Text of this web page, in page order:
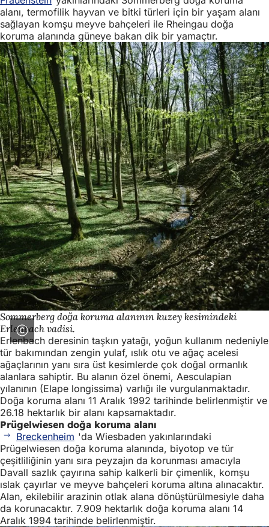
alanı, termofilik hayvan ve bitki türleri için bir yaşam alanı
sağlayan komşu meyve bahçeleri ile Rheingau doğa
koruma alanında güneye bakan dik bir yamaçtır.
Sommerberg doğa koruma alanının kuzey kesimindeki
Erlenbach vadisi.
Erlenbach deresinin taşkın yatağı, yoğun kullanım nedeniyle
tür bakımından zengin yulaf, ıslık otu ve ağaç acelesi
ağaçlarının yanı sıra üst kesimlerde çok doğal ormanlık
alanlara sahiptir. Bu alanın özel önemi, Aesculapian
yılanının (Elape longissima) varlığı ile vurgulanmaktadır.
Doğa koruma alanı 11 Aralık 1992 tarihinde belirlenmiştir ve
26.18 hektarlık bir alanı kapsamaktadır.
Prügelwiesen doğa koruma alanı
Breckenheim 'da Wiesbaden yakınlarındaki
Prügelwiesen doğa koruma alanında, biyotop ve tür
çeşitliliğinin yanı sıra peyzajın da korunması amacıyla
Davall sazlık çayırına sahip kalkerli bir çimenlik, komşu
ıslak çayırlar ve meyve bahçeleri koruma altına alınacaktır.
Alan, ekilebilir arazinin otlak alana dönüştürülmesiyle daha
da korunacaktır. 7.909 hektarlık doğa koruma alanı 14
Aralık 1994 tarihinde belirlenmiştir.